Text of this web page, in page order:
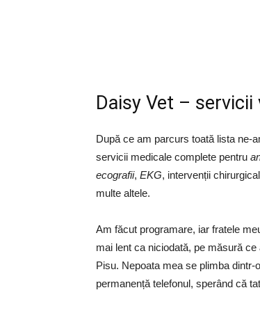
Daisy Vet –
După ce am parcurs toată lista ne-
servicii medicale complete pentru
ecografii, EKG, intervenții
multe altele.
Am făcut programare, iar fratele
mai lent ca niciodată, pe măsură
Pisu. Nepoata mea se plimba
permanență telefonul, sperând că